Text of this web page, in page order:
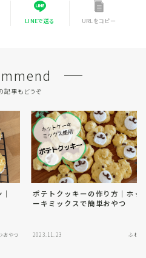
LINEで送る URLをコピー
記事もどうぞ
おやつ
ポテトクッキーの作り方｜ホッ
ーキミックスで簡単おやつ
2023.11.23 ふわふ